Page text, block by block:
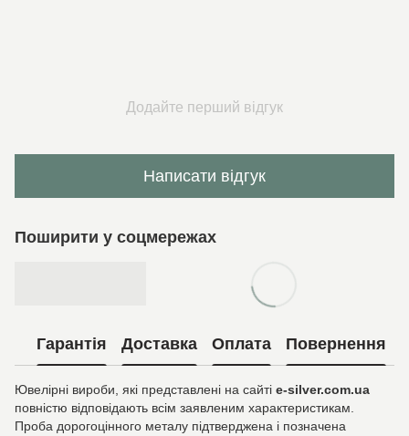
Додайте перший відгук
Написати відгук
Поширити у соцмережах
Гарантія Доставка Оплата Повернення
Ювелірні вироби, які представлені на сайті e-silver.com.ua
повністю відповідають всім заявленим характеристикам.
Проба дорогоцінного металу підтверджена і позначена